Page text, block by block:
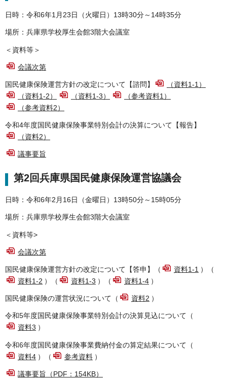
日時：令和6年1月23日（火曜日）13時30分～14時35分
場所：兵庫県学校厚生会館3階大会議室
＜資料等＞
会議次第
国民健康保険運営方針の改定について【諮問】
（資料1-1）
（資料1-2）
（資料1-3）
（参考資料1）
（参考資料2）
令和4年度国民健康保険事業特別会計の決算について【報告】
（資料2）
議事要旨
第2回兵庫県国民健康保険運営協議会
日時：令和6年2月16日（金曜日）13時50分～15時05分
場所：兵庫県学校厚生会館3階大会議室
＜資料等>
会議次第
国民健康保険運営方針の改定について【答申】（ 資料1-1 ）（
資料1-2 ）（ 資料1-3 ）（ 資料1-4 ）
国民健康保険の運営状況について（ 資料2 ）
令和5年度国民健康保険事業特別会計の決算見込について（
資料3 ）
令和6年度国民健康保険事業費納付金の算定結果について（
資料4 ）（ 参考資料 ）
議事要旨（PDF：154KB）